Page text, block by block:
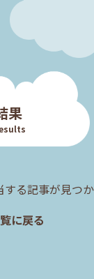
果
する記事が見つ
に戻る